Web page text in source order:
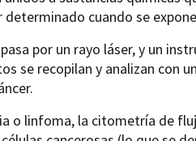
cuando se
por un rayo láser, y un
se recopilan y analizan con
o linfoma, la citometría de